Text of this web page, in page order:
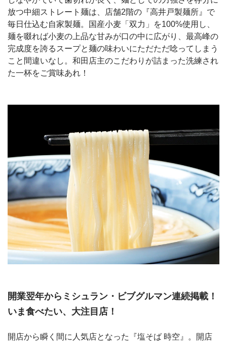
放つ中細ストレート麺は、店舗2階の『高井戸製麺所』で
毎日仕込む自家製麺。国産小麦「双力」を100%使用し、
麺を啜れば小麦の上品な甘みが口の中に広がり、最高峰の
完成度を誇るスープと麺の味わいにただただ唸ってしまう
こと間違いなし。和田店主のこだわりが詰まった洗練され
た一杯をご賞味あれ！
開業翌年からミシュラン・ビブグルマン連続掲載！
いま食べたい、大注目店！
開店から瞬く間に人気店となった『塩そば 時空』。開店